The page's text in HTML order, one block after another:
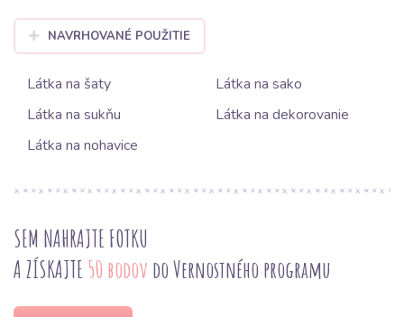
NAVRHOVANÉ POUŽITIE
Látka na šaty
Látka na sako
Látka na sukňu
Látka na dekorovanie
Látka na nohavice
SEM NAHRAJTE FOTKU
A ZÍSKAJTE 50 bodov do Vernostného programu